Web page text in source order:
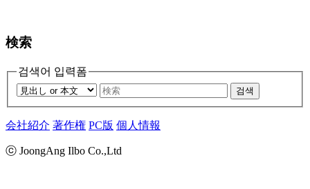
検索
검색어 입력폼
검색
会社紹介 著作権 PC版 個人情報
ⓒ JoongAng Ilbo Co.,Ltd